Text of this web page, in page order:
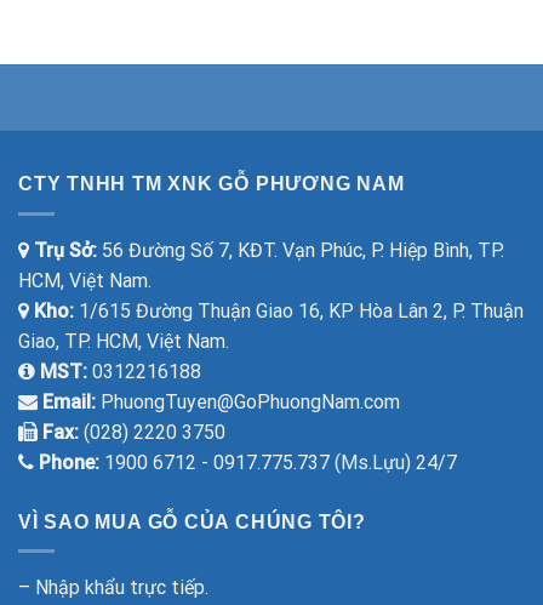
CTY TNHH TM XNK GỖ PHƯƠNG NAM
Trụ Sở: 56 Đường Số 7, KĐT. Vạn Phúc, P. Hiệp Bình, TP.
HCM, Việt Nam.
Kho: 1/615 Đường Thuận Giao 16, KP Hòa Lân 2, P. Thuận
Giao, TP. HCM, Việt Nam.
MST: 0312216188
Email: PhuongTuyen@GoPhuongNam.com
Fax: (028) 2220 3750
Phone: 1900 6712 - 0917.775.737 (Ms.Lựu) 24/7
VÌ SAO MUA GỖ CỦA CHÚNG TÔI?
– Nhập khẩu trực tiếp.